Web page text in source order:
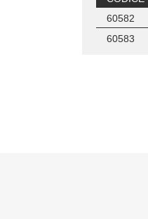
60582
60583